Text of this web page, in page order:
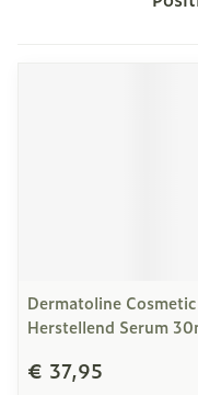
Dermatoline
Herstellend Serum
€ 37,95